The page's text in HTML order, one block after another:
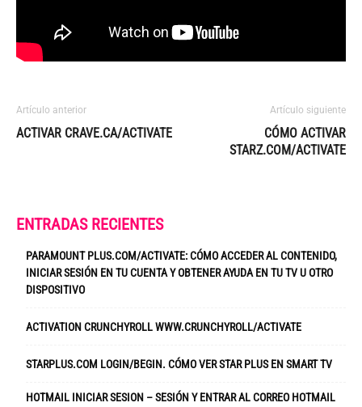
Artículo anterior
ACTIVAR CRAVE.CA/ACTIVATE
Artículo siguiente
CÓMO ACTIVAR
STARZ.COM/ACTIVATE
ENTRADAS RECIENTES
PARAMOUNT PLUS.COM/ACTIVATE: CÓMO ACCEDER AL CONTENIDO,
INICIAR SESIÓN EN TU CUENTA Y OBTENER AYUDA EN TU TV U OTRO
DISPOSITIVO
ACTIVATION CRUNCHYROLL WWW.CRUNCHYROLL/ACTIVATE
STARPLUS.COM LOGIN/BEGIN. CÓMO VER STAR PLUS EN SMART TV
HOTMAIL INICIAR SESION – SESIÓN Y ENTRAR AL CORREO HOTMAIL